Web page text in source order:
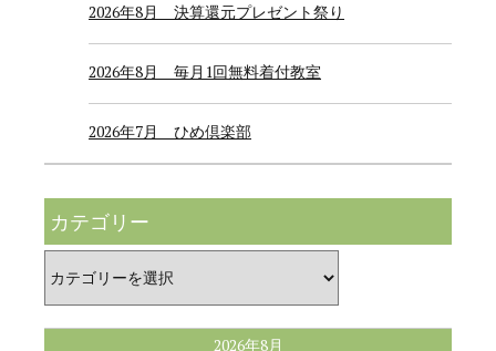
2026年8月 決算還元プレゼント祭り
2026年8月 毎月1回無料着付教室
2026年7月 ひめ倶楽部
カテゴリー
テ
ゴ
リ
2026年8月